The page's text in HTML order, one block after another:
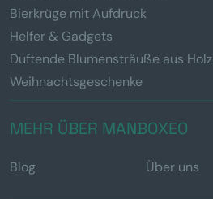
Bierkrüge mit Aufdruck
Helfer & Gadgets
Duftende Blumensträuße aus Holz
Weihnachtsgeschenke
MEHR ÜBER MANBOXEO
Blog Über uns